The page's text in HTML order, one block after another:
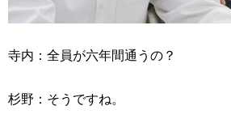
寺内：全員が六年間通うの？
杉野：そうですね。